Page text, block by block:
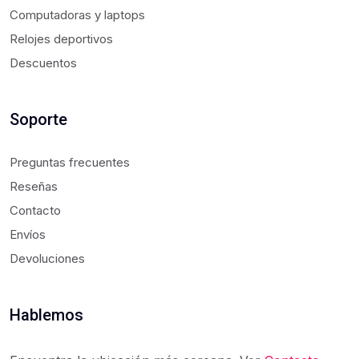
Mikrotik
Ups
Ventilador
Vsol
Wifi5
Wifi6
Computadoras y laptops
Relojes deportivos
Descuentos
Soporte
Preguntas frecuentes
Reseñas
Contacto
Envíos
Devoluciones
Hablemos